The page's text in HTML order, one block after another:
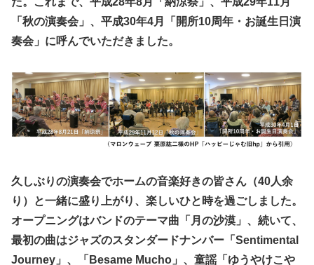
「秋の演奏会」、平成30年4月「開所10周年・お誕生日演
奏会」に呼んでいただきました。
久しぶりの演奏会でホームの音楽好きの皆さん（40人余
り）と一緒に盛り上がり、楽しいひと時を過ごしました。
オープニングはバンドのテーマ曲「月の沙漠」、続いて、
最初の曲はジャズのスタンダードナンバー「Sentimental
Journey」、「Besame Mucho」、童謡「ゆうやけこや